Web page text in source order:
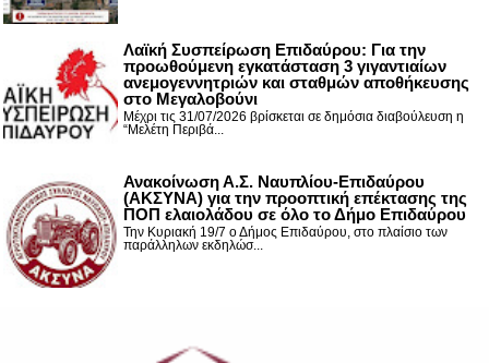
Λαϊκή Συσπείρωση Επιδαύρου: Για την
προωθούμενη εγκατάσταση 3 γιγαντιαίων
ανεμογεννητριών και σταθμών αποθήκευσης
στο Μεγαλοβούνι
Μέχρι τις 31/07/2026 βρίσκεται σε δημόσια διαβούλευση η
“Μελέτη Περιβά...
Ανακοίνωση Α.Σ. Ναυπλίου-Επιδαύρου
(ΑΚΣΥΝΑ) για την προοπτική επέκτασης της
ΠΟΠ ελαιολάδου σε όλο το Δήμο Επιδαύρου
Την Κυριακή 19/7 ο Δήμος Επιδαύρου, στο πλαίσιο των
παράλληλων εκδηλώσ...